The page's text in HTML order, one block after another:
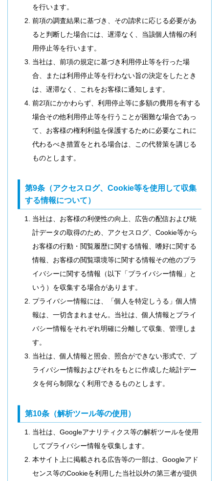
を行います。
前項の調査結果に基づき、その請求に応じる必要があ
ると判断した場合には、遅滞なく、当該個人情報の利
用停止等を行います。
当社は、前項の規定に基づき利用停止等を行った場
合、または利用停止等を行わない旨の決定をしたとき
は、遅滞なく、これをお客様に通知します。
前2項にかかわらず、利用停止等に多額の費用を有する
場合その他利用停止等を行うことが困難な場合であっ
て、お客様の権利利益を保護するために必要なこれに
代わるべき措置をとれる場合は、この代替策を講じる
ものとします。
第9条（アクセスログ、Cookie等を使用して収集
する情報について）
当社は、お客様の利便性の向上、広告の配信および統
計データの取得のため、アクセスログ、Cookie等から
お客様の行動・閲覧履歴に関する情報、嗜好に関する
情報、お客様の閲覧環境等に関する情報その他のプラ
イバシーに関する情報（以下「プライバシー情報」と
いう）を収集する場合があります。
プライバシー情報には、「個人を特定しうる」個人情
報は、一切含まれません。当社は、個人情報とプライ
バシー情報をそれぞれ明確に分離して収集、管理しま
す。
当社は、個人情報と照会、照合ができない形式で、プ
ライバシー情報およびそれをもとに作成した統計デー
タを何ら制限なく利用できるものとします。
第10条（解析ツール等の使用）
当社は、Googleアナリティクス等の解析ツールを使用
してプライバシー情報を収集します。
本サイト上に掲載される広告等の一部は、Googleアド
センス等のCookieを利用した当社以外の第三者が提供